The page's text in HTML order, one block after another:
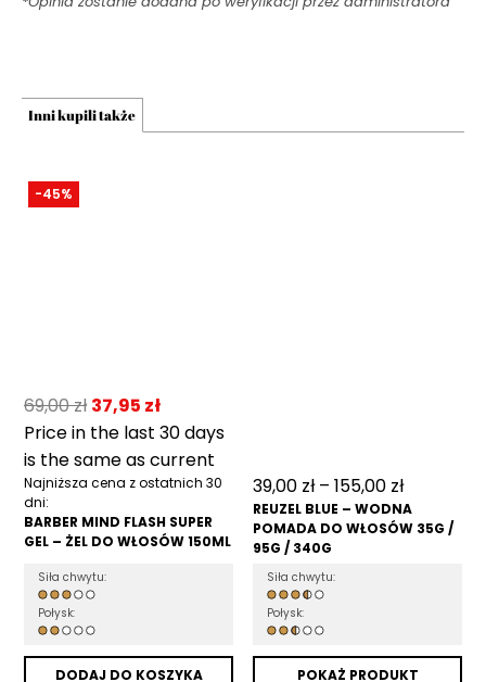
Inni kupili także
-45%
69,00zł 37,95 zł
Price in the last 30 days
is the same as current
Najniższa cena z ostatnich 30
dni:
BARBER MIND FLASH SUPER
GEL – ŻEL DO WŁOSÓW 150ML
Siła chwytu:
Połysk:
DODAJ DO KOSZYKA
39,00 zł– 155,00 zł
REUZEL BLUE – WODNA
POMADA DO WŁOSÓW 35G /
95G / 340G
Siła chwytu:
Połysk:
POKAŻ PRODUKT